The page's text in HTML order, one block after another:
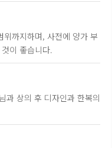
까지하며, 사전에 양가 부
이 좋습니다.
과 상의 후 디자인과 한복의